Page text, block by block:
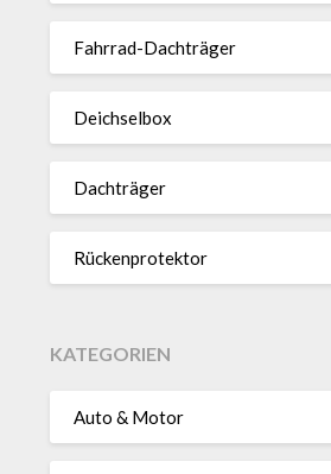
Fahrrad-Dach­träger
Deich­selbox
Dach­träger
Rücken­pro­tektor
KATEGORIEN
Auto & Motor